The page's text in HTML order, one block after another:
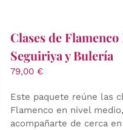
Clases de
Seguiriya y Bulería
79,00 €
Este paquete reúne las
Flamenco en nivel
acompañarte de cerca